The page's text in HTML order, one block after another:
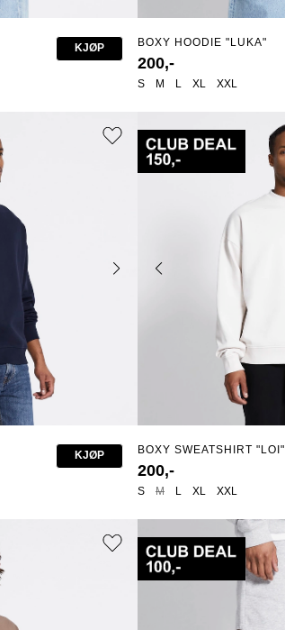
KJØP
S M L XL XXL
BOXY HOODIE "LUKA"
200,-
KJØP
S M L XL XXL
BOXY SWEATSHIRT "LOI"
200,-